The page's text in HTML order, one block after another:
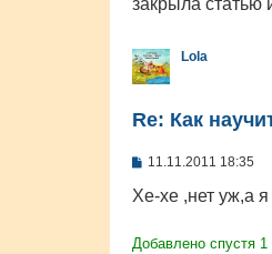
Lola
Re: Как
С
о
е
11.11.2011 18:35
Хе-хе ,нет уж,а
Добавлено спустя